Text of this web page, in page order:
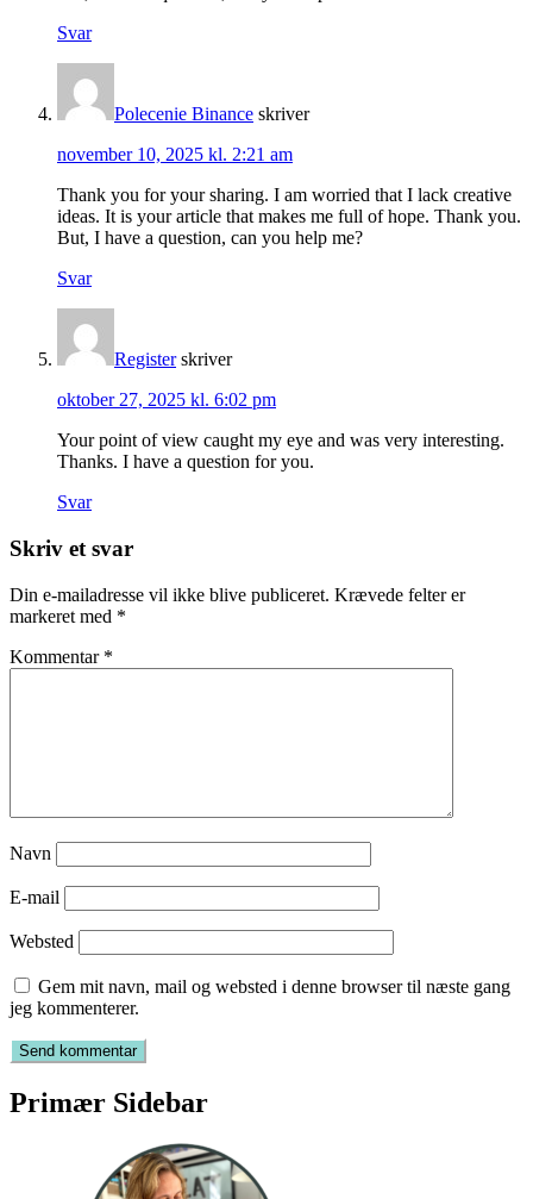
Svar
Polecenie Binance skriver
november 10, 2025 kl. 2:21 am
Thank you for your sharing. I am worried that I lack creative
ideas. It is your article that makes me full of hope. Thank you.
But, I have a question, can you help me?
Svar
Register skriver
oktober 27, 2025 kl. 6:02 pm
Your point of view caught my eye and was very interesting.
Thanks. I have a question for you.
Svar
Skriv et svar
Din e-mailadresse vil ikke blive publiceret. Krævede felter er
markeret med *
Kommentar *
Navn
E-mail
Websted
Gem mit navn, mail og websted i denne browser til næste gang
jeg kommenterer.
Primær Sidebar